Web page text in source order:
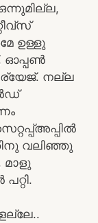
ഉള്ളു
ഓപ്പൺ
നല്ല
വലിഞ്ഞു
മാളു